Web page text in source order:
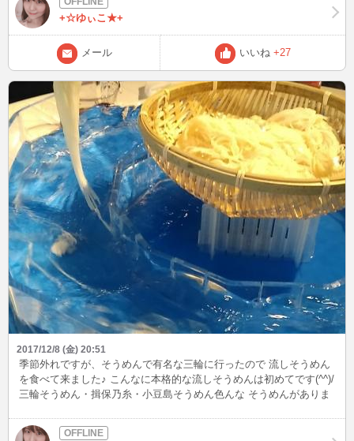
べれて良かったです！ キャベツのキャベジン効果で胃腸の調子も良
くなります。 これからの時期は暴飲暴食してしまうのでその前に胃
腸を整えておくと 安心ですね♪ はぁ～(#^^#)ポカポカ～
+☆ゆぃこ★+
メール いいね +27
2017/12/8 (金) 20:51
季節外れですが、そうめんで有名な三輪に行ったので 流しそうめん
を食べて来ました♪ こんなに本格的な流しそうめんは初めてです(^^)/
三輪そうめん・揖保乃糸・小豆島そうめん色んな そうめんがありま